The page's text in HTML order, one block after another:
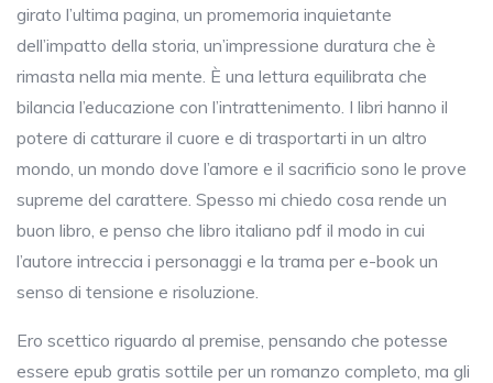
girato l’ultima pagina, un promemoria inquietante
dell’impatto della storia, un’impressione duratura che è
rimasta nella mia mente. È una lettura equilibrata che
bilancia l’educazione con l’intrattenimento. I libri hanno il
potere di catturare il cuore e di trasportarti in un altro
mondo, un mondo dove l’amore e il sacrificio sono le prove
supreme del carattere. Spesso mi chiedo cosa rende un
buon libro, e penso che libro italiano pdf il modo in cui
l’autore intreccia i personaggi e la trama per e-book un
senso di tensione e risoluzione.
Ero scettico riguardo al premise, pensando che potesse
essere epub gratis sottile per un romanzo completo, ma gli